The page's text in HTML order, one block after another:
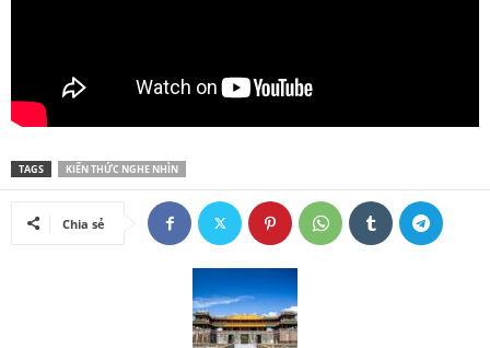
TAGS KIẾN THỨC NGHE NHÌN
Chia sẻ